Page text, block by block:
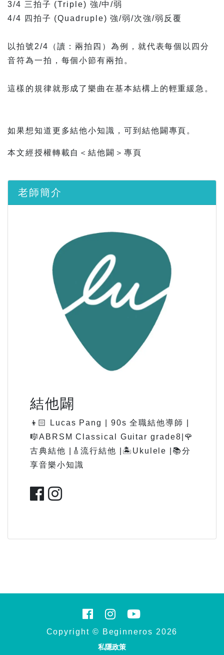
3/4 三拍子 (Triple) 強/中/弱⠀
4/4 四拍子 (Quadruple) 強/弱/次強/弱反覆⠀
以拍號2/4（讀：兩拍四）為例，就代表每個以四分
音符為一拍，每個小節有兩拍。⠀
這樣的規律就形成了樂曲在基本結構上的輕重緩急。
如果想知道更多結他小知識，可到結他闢專頁。
本文經授權轉載自＜結他闢＞專頁
老師簡介
結他闢
👦🏻 Lucas Pang | 90s 全職結他導師 |
🎼ABRSM Classical Guitar grade8|🌹
古典結他 |🎸流行結他 |🏝Ukulele |📚分
享音樂小知識
Copyright © Beginneros 2026
私隱政策